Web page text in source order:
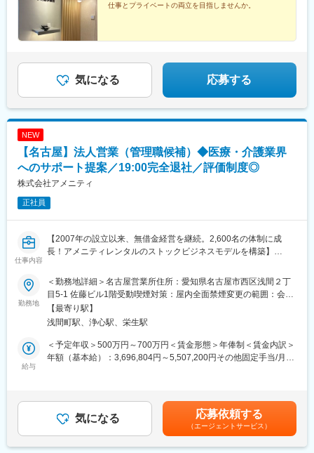
仕事とプライベートの両立を目指しませんか。
気になる 応募する
NEW
【名古屋】法人営業（管理職候補）◆医療・介護業界
へのサポート提案／19:00完全退社／評価制度◎
株式会社アメニティ
正社員
仕事内容
【2007年の設立以来、無借金経営を継続。2,600名の体制に成
長！アメニティレンタルのストックビジネスモデルを構築】
を図るため、このたび新たな仲間をお迎えすることとなりまし
た。
■業務詳細：
病院や介護施設に向けて、入院・入所時に必要な衣類やタオル、
日用品などをレンタルできる「アメニティサポートシステム」を
提案する営業です。ニーズに応じて、人材派遣・紹介サービスや
献性も高く、今後の高齢化社会において成長が見込める成長産業
です。 また、病院や介護施設の業務軽減に貢献する事で、患者
様、利用者様へのサービス向上に直結する為、大変やりがいのあ
勤務地
＜勤務地詳細＞名古屋営業所住所：愛知県名古屋市西区浅間２丁
目5-1 佐藤ビル1階受動喫煙対策：屋内全面禁煙変更の範囲：会社
の定める事業所
【最寄り駅】
浅間町駅、浄心駅、栄生駅
給与
＜予定年収＞500万円～700万円＜賃金形態＞年俸制＜賃金内訳＞
年額（基本給）：3,696,804円～5,507,200円その他固定手当/月：
無＞有＜残業手当＞有＜給与補足＞・年収：月額×12ヵ月分・評
価：年2回（4月・10月/売上実績だけでなく取り組み姿勢や提案プ
ロセスなどの定性評価も重視）※経験や意欲次第では新しい営業所
の立ち上げに携わる可能性等もございます。賃金はあくまでも目
気になる 応募依頼する
（エージェントサービス）